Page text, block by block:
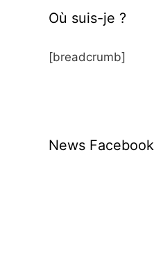
Où suis-je ?
[breadcrumb]
News Facebook